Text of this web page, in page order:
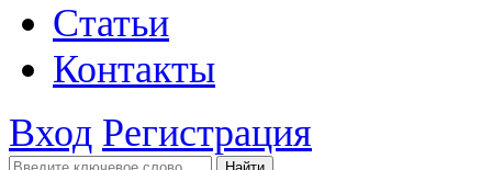
Статьи
Контакты
Вход Регистрация